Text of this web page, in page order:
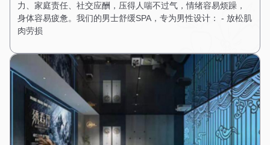
力、家庭责任、社交应酬，压得人喘不过气，情绪容易烦躁，
身体容易疲惫。我们的男士舒缓SPA，专为男性设计： - 放松肌
肉劳损